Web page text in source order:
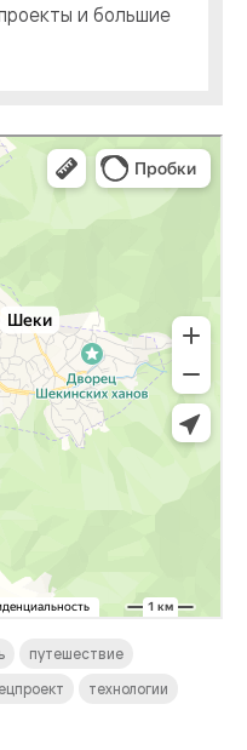
и большие
координаты
путешествие
технологии